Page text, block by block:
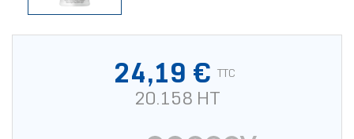
24,19 € TTC
20.158 HT